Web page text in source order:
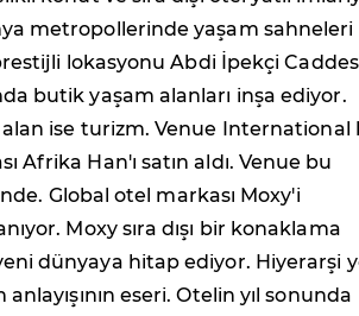
metropollerinde yaşam sahneleri
lokasyonu Abdi İpekçi
butik yaşam alanları inşa ediyor.
ise turizm. Venue International
Afrika Han'ı satın aldı. Venue bu
Global otel markası Moxy'i
Moxy sıra dışı bir konaklama
dünyaya hitap ediyor. Hiyerarşi
eseri. Otelin yıl sonunda